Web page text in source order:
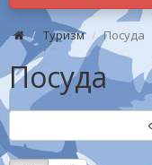
Туризм Посуда
Посуда